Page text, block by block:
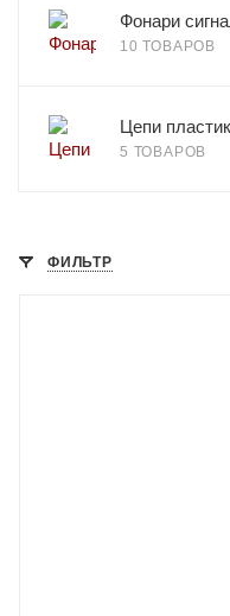
Фонари
10 ТОВАРОВ
Цепи
5 ТОВАРОВ
ФИЛЬТР